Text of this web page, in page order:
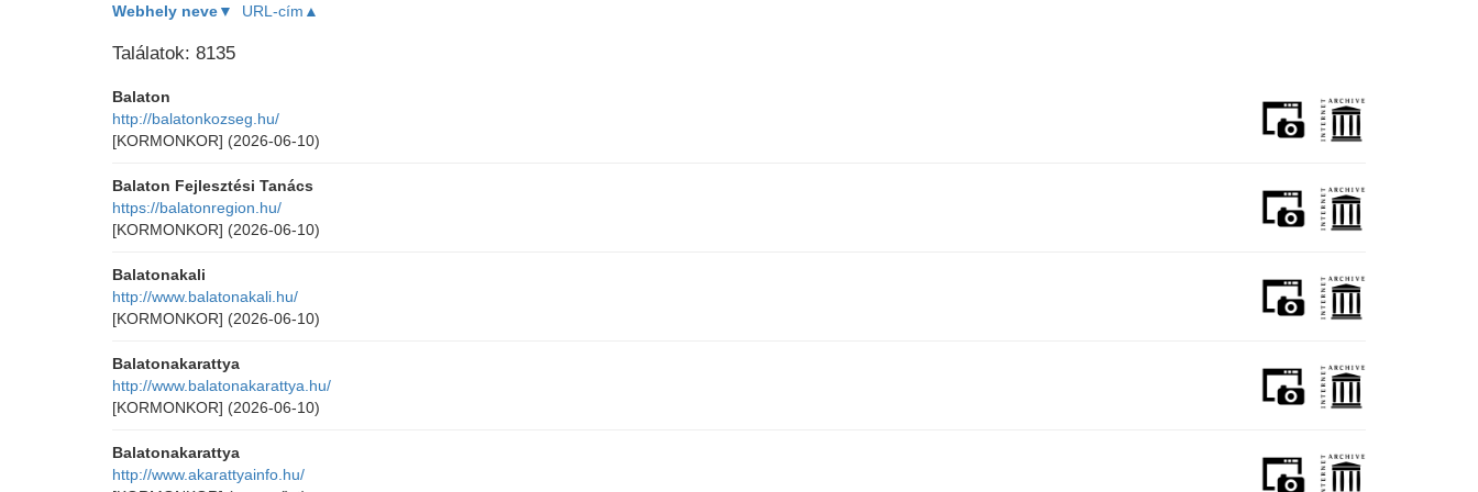
Webhely neve▼ URL-cím▲
Találatok: 8135
Balaton
http://balatonkozseg.hu/
[KORMONKOR] (2026-06-10)
Balaton Fejlesztési Tanács
https://balatonregion.hu/
[KORMONKOR] (2026-06-10)
Balatonakali
http://www.balatonakali.hu/
[KORMONKOR] (2026-06-10)
Balatonakarattya
http://www.balatonakarattya.hu/
[KORMONKOR] (2026-06-10)
Balatonakarattya
http://www.akarattyainfo.hu/